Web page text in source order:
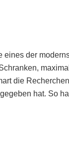
der
die
hat. So